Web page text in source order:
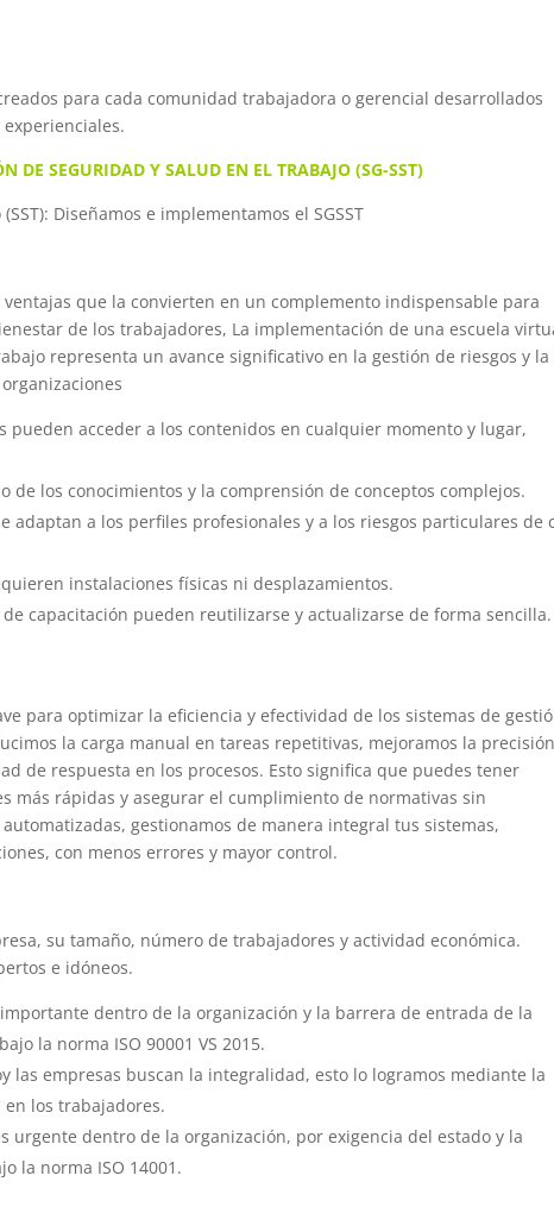
para cada comunidad trabajadora o gerencial desarrollados
DE SEGURIDAD Y SALUD EN EL TRABAJO (SG-SST)
Diseñamos e implementamos el SGSST
que la convierten en un complemento indispensable para
de los trabajadores, La implementación de una escuela
representa un avance significativo en la gestión de riesgos y la
pueden acceder a los contenidos en cualquier momento y lugar,
de los conocimientos y la comprensión de conceptos complejos.
adaptan a los perfiles profesionales y a los riesgos particulares de
instalaciones físicas ni desplazamientos.
de capacitación pueden reutilizarse y actualizarse de forma sencilla.
para optimizar la eficiencia y efectividad de los sistemas de
la carga manual en tareas repetitivas, mejoramos la
de respuesta en los procesos. Esto significa que puedes tener
más rápidas y asegurar el cumplimiento de normativas sin
gestionamos de manera integral tus sistemas,
con menos errores y mayor control.
su tamaño, número de trabajadores y actividad económica.
e idóneos.
dentro de la organización y la barrera de entrada de la
la norma ISO 90001 VS 2015.
las empresas buscan la integralidad, esto lo logramos mediante la
los trabajadores.
urgente dentro de la organización, por exigencia del estado y la
la norma ISO 14001.